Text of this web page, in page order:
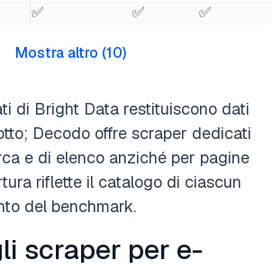
✅ ✅ ✅
Mostra altro (10)
di Bright Data restituiscono dati
Decodo offre scraper dedicati
e di elenco anziché per pagine
riflette il catalogo di ciascun
del benchmark.
scraper per e-